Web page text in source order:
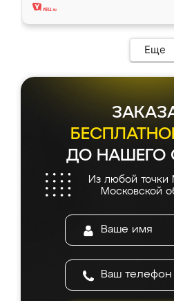
Еще
ДО НАШЕГО
Из любой точки
Московской